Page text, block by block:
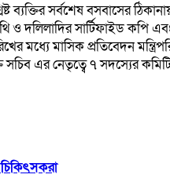
ব্যক্তির সর্বশেষ বসবাসের
সার্টিফাইড কপি এবং
মধ্যে মাসিক প্রতিবেদন
সচিব এর নেতৃত্বে ৭ সদস্যের